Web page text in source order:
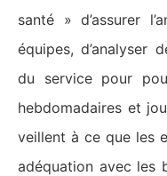
santé » d’assurer
équipes, d’analyser
du service pour
hebdomadaires et
veillent à ce que les
adéquation avec les